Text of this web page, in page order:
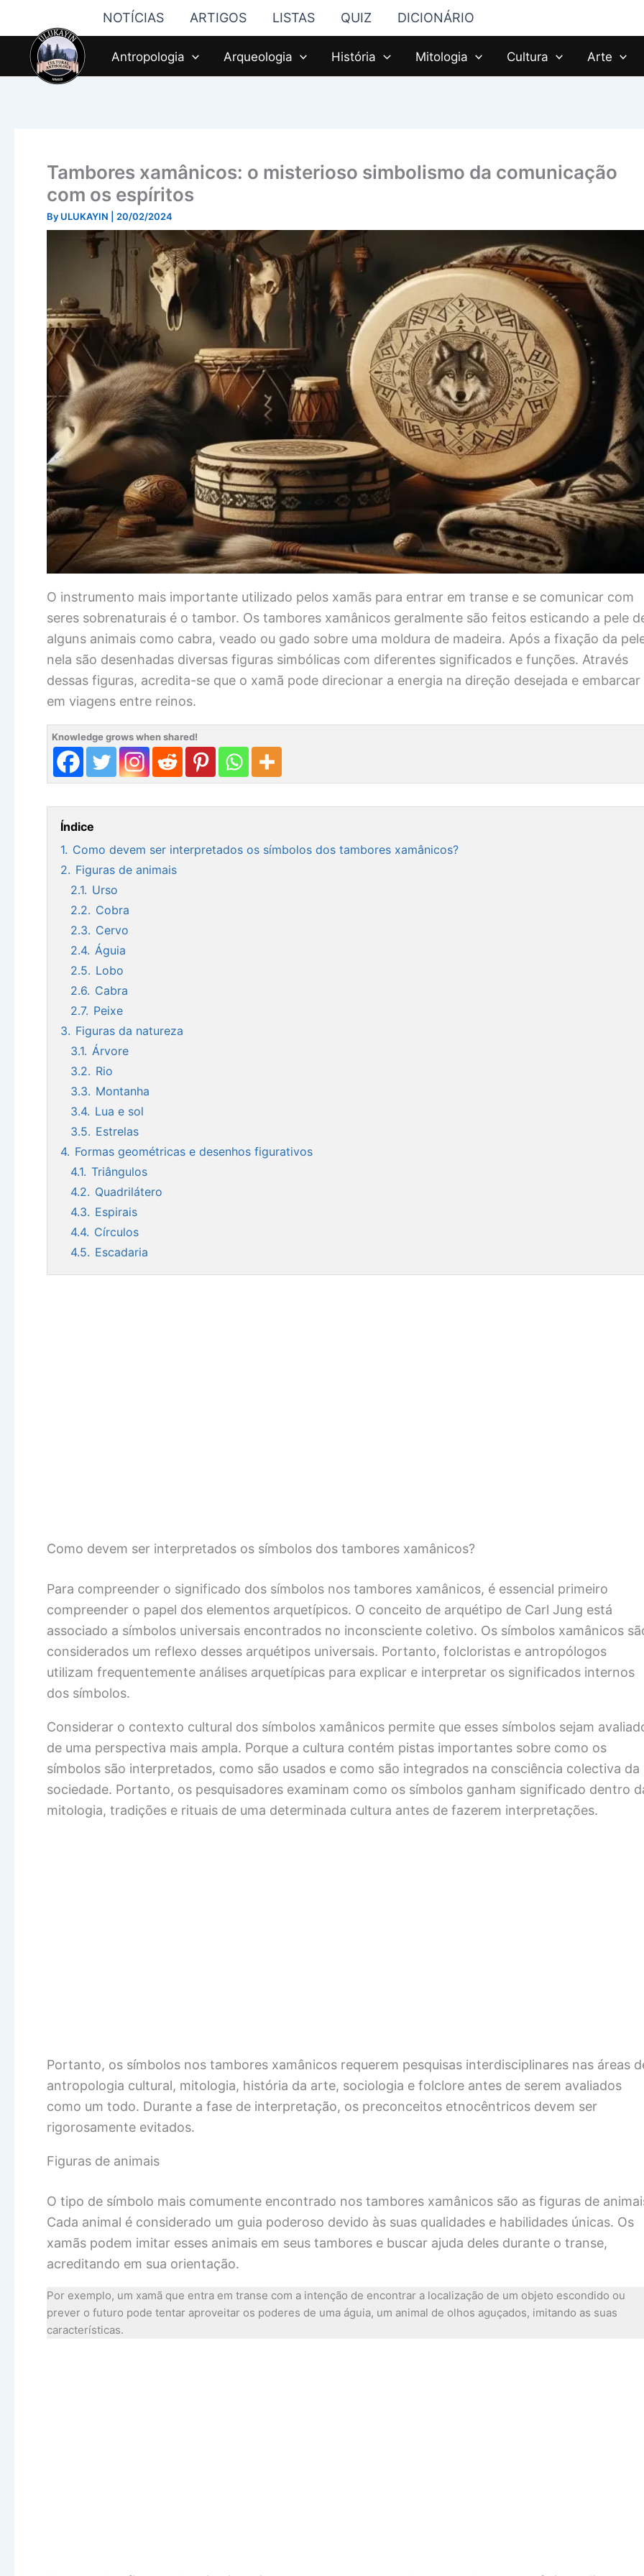
content
NOTÍCIAS ARTIGOS LISTAS QUIZ DICIONÁRIO
Antropologia Arqueologia História Mitologia Cultura Arte
Tambores xamânicos: o misterioso simbolismo da comunicação
com os espíritos
By ULUKAYIN 20/02/2024
O instrumento mais importante utilizado pelos xamãs para entrar em transe e se comunicar com
seres sobrenaturais é o tambor. Os tambores xamânicos geralmente são feitos esticando a pele
alguns animais como cabra, veado ou gado sobre uma moldura de madeira. Após a fixação da
nela são desenhadas diversas figuras simbólicas com diferentes significados e funções. Através
dessas figuras, acredita-se que o xamã pode direcionar a energia na direção desejada e embarcar
em viagens entre reinos.
Knowledge grows when shared!
Índice
1. Como devem ser interpretados os símbolos dos tambores xamânicos?
2. Figuras de animais
2.1. Urso
2.2. Cobra
2.3. Cervo
2.4. Águia
2.5. Lobo
2.6. Cabra
2.7. Peixe
3. Figuras da natureza
3.1. Árvore
3.2. Rio
3.3. Montanha
3.4. Lua e sol
3.5. Estrelas
4. Formas geométricas e desenhos figurativos
4.1. Triângulos
4.2. Quadrilátero
4.3. Espirais
4.4. Círculos
4.5. Escadaria
Como devem ser interpretados os símbolos dos tambores xamânicos?
Para compreender o significado dos símbolos nos tambores xamânicos, é essencial primeiro
compreender o papel dos elementos arquetípicos. O conceito de arquétipo de Carl Jung está
associado a símbolos universais encontrados no inconsciente coletivo. Os símbolos xamânicos
considerados um reflexo desses arquétipos universais. Portanto, folcloristas e antropólogos
utilizam frequentemente análises arquetípicas para explicar e interpretar os significados internos
dos símbolos.
Considerar o contexto cultural dos símbolos xamânicos permite que esses símbolos sejam
de uma perspectiva mais ampla. Porque a cultura contém pistas importantes sobre como os
símbolos são interpretados, como são usados e como são integrados na consciência colectiva da
sociedade. Portanto, os pesquisadores examinam como os símbolos ganham significado dentro
mitologia, tradições e rituais de uma determinada cultura antes de fazerem interpretações.
Portanto, os símbolos nos tambores xamânicos requerem pesquisas interdisciplinares nas áreas
antropologia cultural, mitologia, história da arte, sociologia e folclore antes de serem avaliados
como um todo. Durante a fase de interpretação, os preconceitos etnocêntricos devem ser
rigorosamente evitados.
Figuras de animais
O tipo de símbolo mais comumente encontrado nos tambores xamânicos são as figuras de
Cada animal é considerado um guia poderoso devido às suas qualidades e habilidades únicas. Os
xamãs podem imitar esses animais em seus tambores e buscar ajuda deles durante o transe,
acreditando em sua orientação.
Por exemplo, um xamã que entra em transe com a intenção de encontrar a localização de um objeto escondido ou
prever o futuro pode tentar aproveitar os poderes de uma águia, um animal de olhos aguçados, imitando as suas
características.